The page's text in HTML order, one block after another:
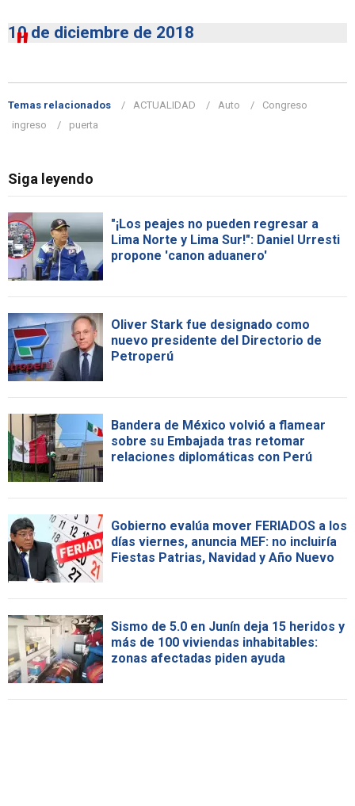
10 de diciembre de 2018
Temas relacionados ACTUALIDAD Auto
Congreso
ingreso
puerta
Siga leyendo
"¡Los peajes no pueden regresar a
Lima Norte y Lima Sur!": Daniel Urresti
propone 'canon aduanero'
Oliver Stark fue designado como
nuevo presidente del Directorio de
Petroperú
Bandera de México volvió a flamear
sobre su Embajada tras retomar
relaciones diplomáticas con Perú
Gobierno evalúa mover FERIADOS a los
días viernes, anuncia MEF: no incluiría
Fiestas Patrias, Navidad y Año Nuevo
Sismo de 5.0 en Junín deja 15 heridos y
más de 100 viviendas inhabitables:
zonas afectadas piden ayuda